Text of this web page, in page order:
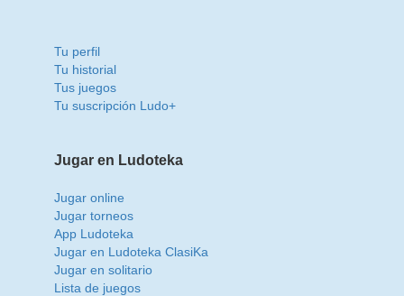
Tu perfil
Tu historial
Tus juegos
Tu suscripción Ludo+
Jugar en Ludoteka
Jugar online
Jugar torneos
App Ludoteka
Jugar en Ludoteka ClasiKa
Jugar en solitario
Lista de juegos